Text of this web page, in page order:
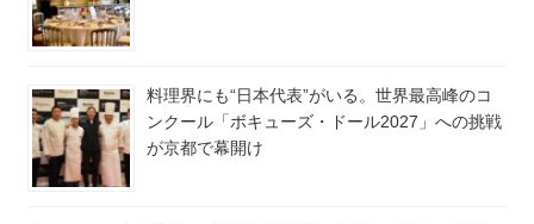
料理界にも“日本代表”がいる。世界最高峰のコ
ンクール「ボキューズ・ドール2027」への挑戦
が京都で幕開け